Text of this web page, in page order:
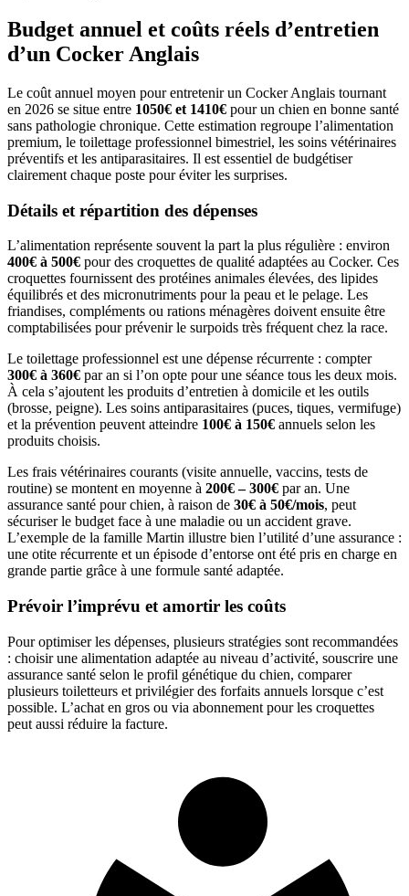
Budget annuel et coûts réels d’entretien
d’un Cocker Anglais
Le coût annuel moyen pour entretenir un Cocker Anglais tournant
en 2026 se situe entre 1050€ et 1410€ pour un chien en bonne santé
sans pathologie chronique. Cette estimation regroupe l’alimentation
premium, le toilettage professionnel bimestriel, les soins vétérinaires
préventifs et les antiparasitaires. Il est essentiel de budgétiser
clairement chaque poste pour éviter les surprises.
Détails et répartition des dépenses
L’alimentation représente souvent la part la plus régulière : environ
400€ à 500€ pour des croquettes de qualité adaptées au Cocker. Ces
croquettes fournissent des protéines animales élevées, des lipides
équilibrés et des micronutriments pour la peau et le pelage. Les
friandises, compléments ou rations ménagères doivent ensuite être
comptabilisées pour prévenir le surpoids très fréquent chez la race.
Le toilettage professionnel est une dépense récurrente : compter
300€ à 360€ par an si l’on opte pour une séance tous les deux mois.
À cela s’ajoutent les produits d’entretien à domicile et les outils
(brosse, peigne). Les soins antiparasitaires (puces, tiques, vermifuge)
et la prévention peuvent atteindre 100€ à 150€ annuels selon les
produits choisis.
Les frais vétérinaires courants (visite annuelle, vaccins, tests de
routine) se montent en moyenne à 200€ – 300€ par an. Une
assurance santé pour chien, à raison de 30€ à 50€/mois, peut
sécuriser le budget face à une maladie ou un accident grave.
L’exemple de la famille Martin illustre bien l’utilité d’une assurance :
une otite récurrente et un épisode d’entorse ont été pris en charge en
grande partie grâce à une formule santé adaptée.
Prévoir l’imprévu et amortir les coûts
Pour optimiser les dépenses, plusieurs stratégies sont recommandées
: choisir une alimentation adaptée au niveau d’activité, souscrire une
assurance santé selon le profil génétique du chien, comparer
plusieurs toiletteurs et privilégier des forfaits annuels lorsque c’est
possible. L’achat en gros ou via abonnement pour les croquettes
peut aussi réduire la facture.